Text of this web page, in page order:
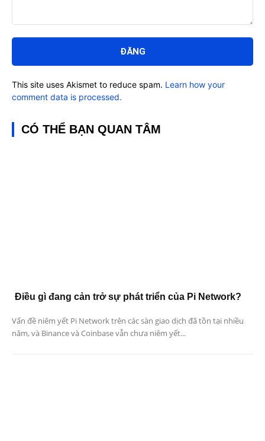
luận:
This site uses Akismet to reduce spam. Learn how your
comment data is processed.
CÓ THỂ BẠN QUAN TÂM
Điều gì đang cản trở sự phát triển của Pi Network?
Vấn đề niêm yết Pi Network trên các sàn giao dịch đã tồn tại nhiều
năm, và Binance và Coinbase vẫn chưa niêm yết...